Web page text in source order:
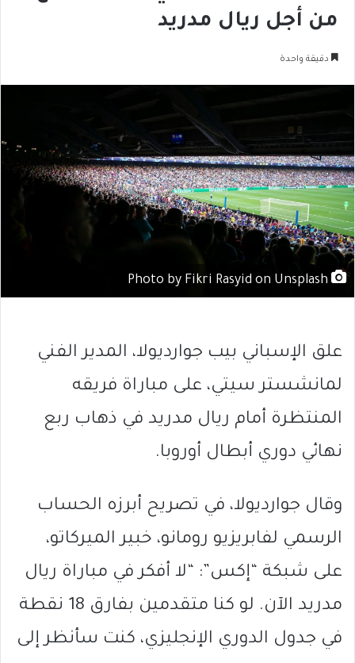
من أجل ريال مدريد
دقيقة واحدة
علق الإسباني بيب جوارديولا، المدير الفني
لمانشستر سيتي، على مباراة فريقه
المنتظرة أمام ريال مدريد في ذهاب ربع
نهائي دوري أبطال أوروبا.
وقال جوارديولا، في تصريح أبرزه الحساب
الرسمي لفابريزيو رومانو، خبير الميركاتو،
على شبكة “إكس”: “لا أفكر في مباراة ريال
مدريد الآن. لو كنا متقدمين بفارق 18 نقطة
في جدول الدوري الإنجليزي، كنت سأنظر إلى